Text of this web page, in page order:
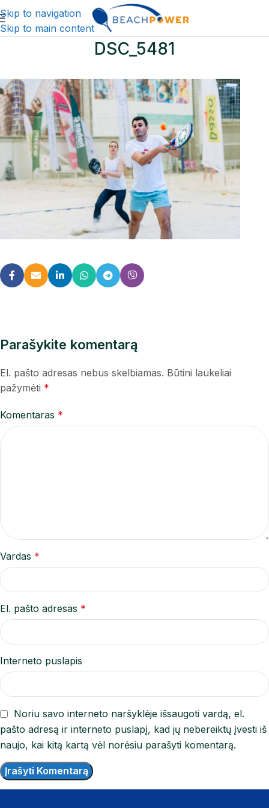
Skip to navigation
Skip to main content
DSC_5481
Parašykite komentarą
El. pašto adresas nebus skelbiamas. Būtini laukeliai
pažymėti *
Komentaras *
Vardas *
El. pašto adresas *
Interneto puslapis
Noriu savo interneto naršyklėje išsaugoti vardą, el.
pašto adresą ir interneto puslapį, kad jų nebereiktų įvesti iš
naujo, kai kitą kartą vėl norėsiu parašyti komentarą.